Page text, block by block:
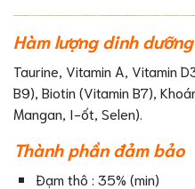
Hàm lượng dinh dưỡng
Taurine, Vitamin A, Vitamin
B9), Biotin (Vitamin B7),
Mangan, I-ốt, Selen).
Thành phần đảm bảo
Đạm thô : 35% (min)